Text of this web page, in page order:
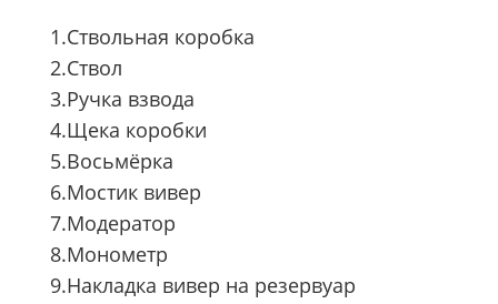
1.Ствольная коробка
2.Ствол
3.Ручка взвода
4.Щека коробки
5.Восьмёрка
6.Мостик вивер
7.Модератор
8.Монометр
9.Накладка вивер на резервуар